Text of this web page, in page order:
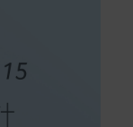
會有無法配送
(路徑：我的帳
無特殊狀況下